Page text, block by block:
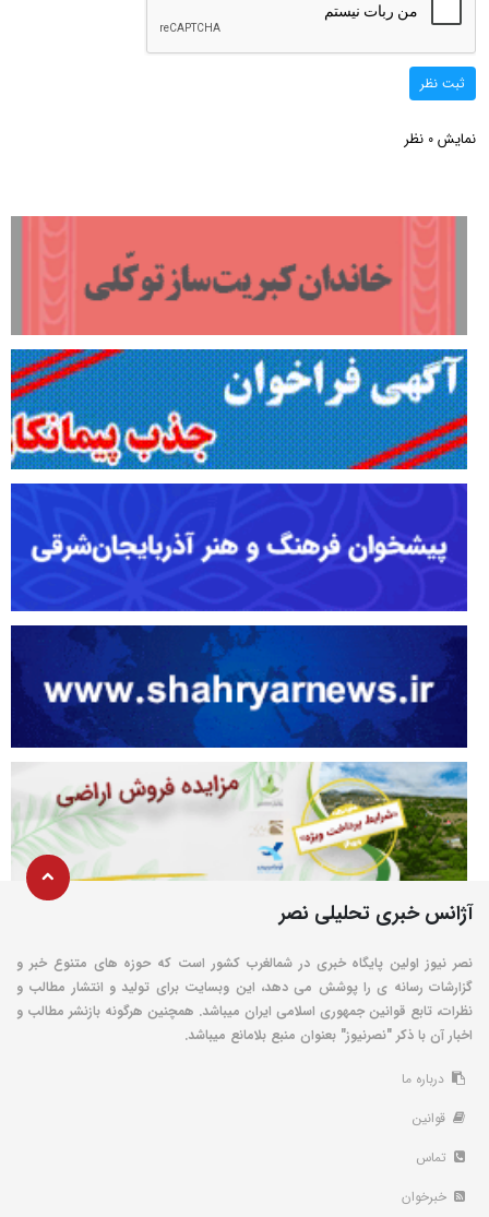
ثبت نظر
نمایش 0 نظر
آژانس خبری تحلیلی نصر
نصر نیوز اولین پایگاه خبری در شمالغرب کشور است که حوزه های متنوع خبر و
گزارشات رسانه ی را پوشش می دهد، این وبسایت برای تولید و انتشار مطالب و
نظرات، تابع قوانین جمهوری اسلامی ایران میباشد. همچنین هرگونه بازنشر مطالب و
اخبار آن با ذکر "نصرنیوز" بعنوان منبع بلامانع میباشد.
درباره ما
قوانین
تماس
خبرخوان